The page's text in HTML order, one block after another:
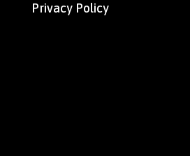
Privacy Policy